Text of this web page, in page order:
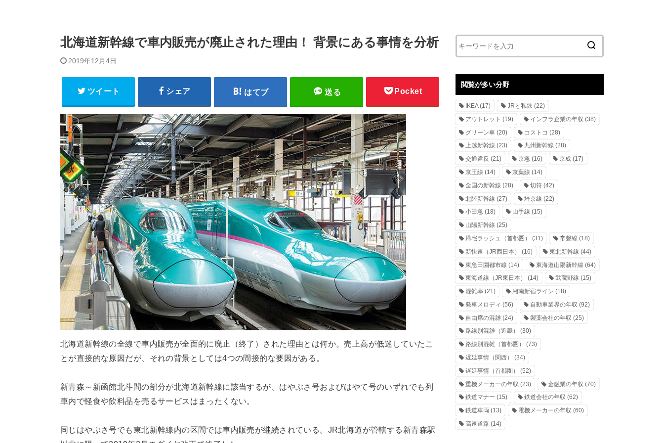
北海道新幹線で車内販売が廃止された理由！ 背景にある事情を分析
2019年12月4日
ツイート シェア はてブ 送る Pocket
北海道新幹線の全線で車内販売が全面的に廃止（終了）された理由とは何か。売上高が低迷していたこ
とが直接的な原因だが、それの背景としては4つの間接的な要因がある。
新青森～新函館北斗間の部分が北海道新幹線に該当するが、はやぶさ号およびはやて号のいずれでも列
車内で軽食や飲料品を売るサービスはまったくない。
同じはやぶさ号でも東北新幹線内の区間では車内販売が継続されている。JR北海道が管轄する新青森駅
閲覧が多い分野
IKEA(17) JRと私鉄 (22)
アウトレット (19) インフラ企業の年収 (38)
グリーン車 (20) コストコ (28)
上越新幹線 (23) 九州新幹線 (28)
交通違反 (21) 京急 (16) 京成(17)
京王線 (14) 京葉線 (14)
全国の新幹線 (28) 切符(42)
北陸新幹線 (27) 埼京線 (22)
小田急 (18) 山手線 (15)
山陽新幹線 (25)
帰宅ラッシュ（首都圏）
(31) 常磐線 (18)
新快速（JR西日本）
(16) 東北新幹線 (44)
東急田園都市線 (14) 東海道山陽新幹線 (64)
東海道線（JR東日本）
(14) 武蔵野線 (15)
混雑率 (21) 湘南新宿ライン (18)
発車メロディ (56) 自動車業界の年収 (92)
自由席の混雑 (24) 製薬会社の年収 (25)
路線別混雑（近畿）
(30)
路線別混雑（首都圏）
(73)
遅延事情（関西）
(34)
遅延事情（首都圏）
(52)
重機メーカーの年収 (23) 金融業の年収 (70)
鉄道マナー (15) 鉄道会社の年収 (62)
鉄道車両 (13) 電機メーカーの年収 (60)
高速道路 (14)